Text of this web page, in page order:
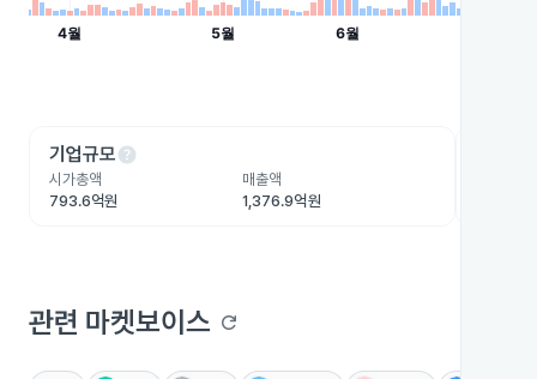
기업규모help
시가총액
793.6억원
매출액
1,376.9억원
관련 마켓보이스 refresh